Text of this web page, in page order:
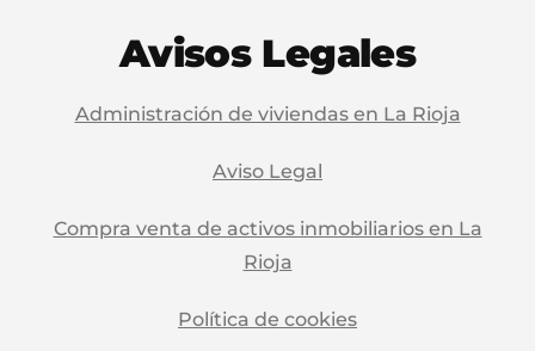
Avisos Legales
Administración de viviendas en La Rioja
Aviso Legal
Compra venta de activos inmobiliarios en La
Rioja
Política de cookies